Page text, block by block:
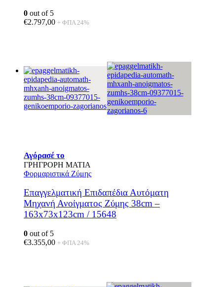
0 out of 5
€2.797,00 + ΦΠΑ 24%
Αγόρασέ το
ΓΡΗΓΡΟΡΗ ΜΑΤΙΑ
Φορμαριστικά Ζύμης
Επαγγελματική Επιδαπέδια Αυτόματη
Μηχανή Ανοίγματος Ζύμης 38cm –
163x73x123cm / 15648
0 out of 5
€3.355,00 + ΦΠΑ 24%